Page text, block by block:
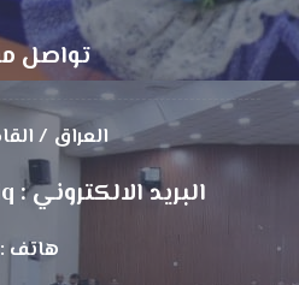
تواصل
العراق /
البريد الالكتروني : info@qu.edu.iq
هاتف :